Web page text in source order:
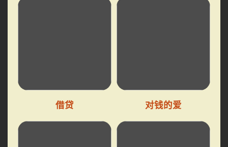
借贷 对钱的爱